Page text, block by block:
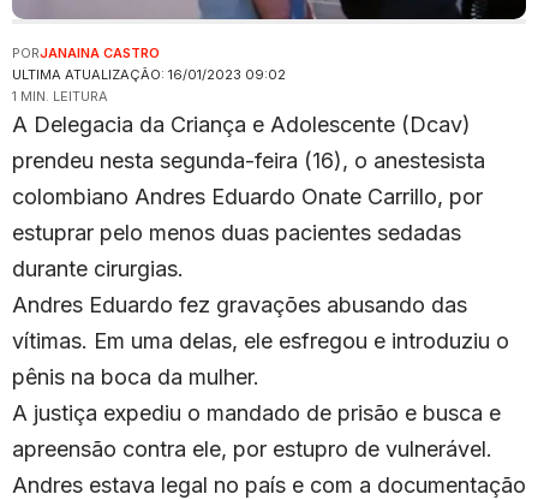
ULTIMA ATUALIZAÇÃO: 16/01/2023 09:02
PORJANAINA CASTRO
1 MIN. LEITURA
A Delegacia da Criança e Adolescente (Dcav)
prendeu nesta segunda-feira (16), o anestesista
colombiano Andres Eduardo Onate Carrillo, por
estuprar pelo menos duas pacientes sedadas
durante cirurgias.
Andres Eduardo fez gravações abusando das
vítimas. Em uma delas, ele esfregou e introduziu o
pênis na boca da mulher.
A justiça expediu o mandado de prisão e busca e
apreensão contra ele, por estupro de vulnerável.
Andres estava legal no país e com a documentação